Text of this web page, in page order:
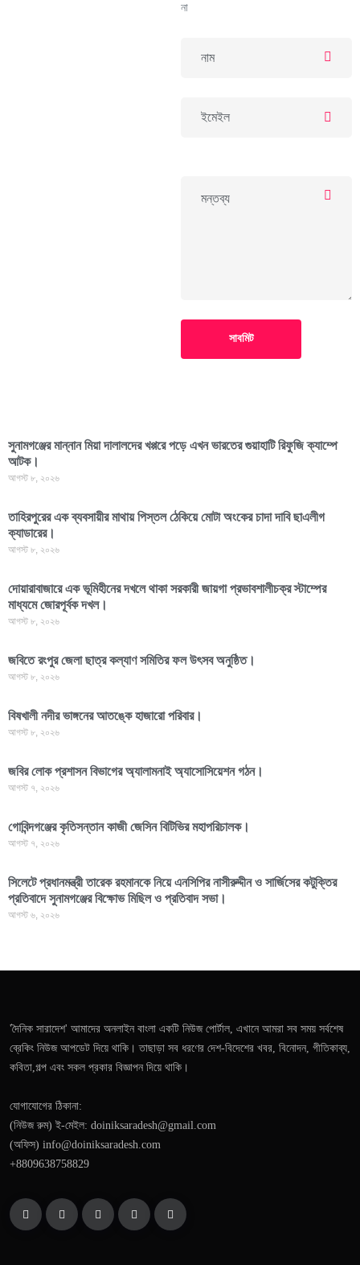
না
সাবমিট
সুনামগঞ্জের মান্নান মিয়া দালালদের খপ্পরে পড়ে এখন ভারতের গুয়াহাটি রিফুজি ক্যাম্পে
আটক।
আগস্ট ৮, ২০২৬
তাহিরপুরের এক ব্যবসায়ীর মাথায় পিস্তল ঠেকিয়ে মোটা অংকের চাদা দাবি ছাএলীগ
ক্যাডারের।
আগস্ট ৮, ২০২৬
দোয়ারাবাজারে এক ভূমিহীনের দখলে থাকা সরকারী জায়গা প্রভাবশালীচক্র স্টাম্পের
মাধ্যমে জোরপূর্বক দখল।
আগস্ট ৮, ২০২৬
জবিতে রংপুর জেলা ছাত্র কল্যাণ সমিতির ফল উৎসব অনুষ্ঠিত।
আগস্ট ৮, ২০২৬
বিষখালী নদীর ভাঙ্গনের আতঙ্কে হাজারো পরিবার।
আগস্ট ৮, ২০২৬
জবির লোক প্রশাসন বিভাগের অ্যালামনাই অ্যাসোসিয়েশন গঠন।
আগস্ট ৭, ২০২৬
গোবিন্দগঞ্জের কৃতিসন্তান কাজী জেসিন বিটিভির মহাপরিচালক।
আগস্ট ৭, ২০২৬
সিলেটে প্রধানমন্ত্রী তারেক রহমানকে নিয়ে এনসিপির নাসীরুদ্দীন ও সার্জিসের কটুক্তির
প্রতিবাদে সুনামগঞ্জের বিক্ষোভ মিছিল ও প্রতিবাদ সভা।
আগস্ট ৬, ২০২৬
'দৈনিক সারাদেশ' আমাদের অনলাইন বাংলা একটি নিউজ পোর্টাল, এখানে আমরা সব সময় সর্বশেষ
ব্রেকিং নিউজ আপডেট দিয়ে থাকি। তাছাড়া সব ধরণের দেশ-বিদেশের খবর, বিনোদন, গীতিকাব্য,
কবিতা,গল্প এবং সকল প্রকার বিজ্ঞাপন দিয়ে থাকি।
যোগাযোগের ঠিকানা:
(নিউজ রুম) ই-মেইল: doiniksaradesh@gmail.com
(অফিস) info@doiniksaradesh.com
+8809638758829